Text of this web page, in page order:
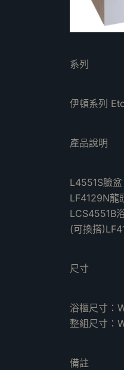
系列
伊頓系列
產品說明
L4551S臉
LF4129N龍
LCS4551B
(可換搭
尺寸
浴櫃尺寸：
整組尺寸：
備註